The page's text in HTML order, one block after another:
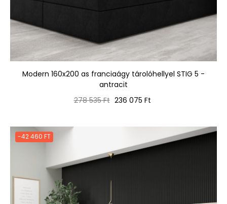
Modern 160x200 as franciaágy tárolóhellyel STIG 5 -
antracit
Normál
278 535 Ft Ár
236 075 Ft
-42 460 FT